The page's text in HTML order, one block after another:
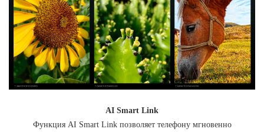
AI Smart Link
Функция AI Smart Link позволяет телефону мгновенно